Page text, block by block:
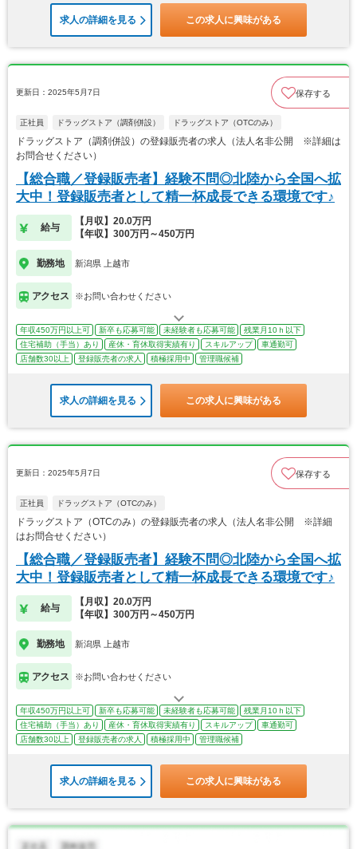
求人の詳細を見る この求人に興味がある
更新日：2025年5月7日 保存する
正社員 ドラッグストア（調剤併設） ドラッグストア（OTCのみ）
ドラッグストア（調剤併設）の登録販売者の求人（法人名非公開 ※詳細は
お問合せください）
【総合職／登録販売者】経験不問◎北陸から全国へ拡
大中！登録販売者として精一杯成長できる環境です♪
給与
【月収】20.0万円
【年収】300万円～450万円
勤務地 新潟県 上越市
アクセス ※お問い合わせください
年収450万円以上可 新卒も応募可能 未経験者も応募可能
残業月10ｈ以下
住宅補助（手当）あり
産休・育休取得実績有り スキルアップ
車通勤可
店舗数30以上
登録販売者の求人 積極採用中 管理職候補
求人の詳細を見る この求人に興味がある
更新日：2025年5月7日 保存する
正社員 ドラッグストア（OTCのみ）
ドラッグストア（OTCのみ）の登録販売者の求人（法人名非公開 ※詳細
はお問合せください）
【総合職／登録販売者】経験不問◎北陸から全国へ拡
大中！登録販売者として精一杯成長できる環境です♪
給与
【月収】20.0万円
【年収】300万円～450万円
勤務地 新潟県 上越市
アクセス ※お問い合わせください
年収450万円以上可 新卒も応募可能 未経験者も応募可能
残業月10ｈ以下
住宅補助（手当）あり
産休・育休取得実績有り スキルアップ
車通勤可
店舗数30以上
登録販売者の求人 積極採用中 管理職候補
求人の詳細を見る この求人に興味がある